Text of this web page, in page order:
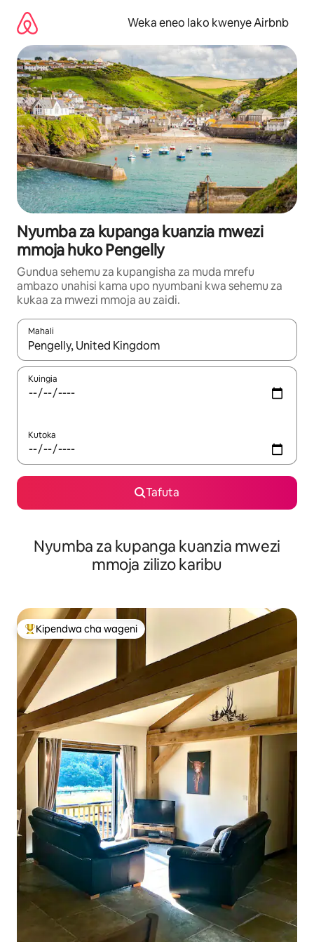
kwenda
kwenye
maudhui
Weka eneo lako kwenye Airbnb
Nyumba za kupanga kuanzia mwezi
mmoja huko Pengelly
Gundua sehemu za kupangisha za muda mrefu
ambazo unahisi kama upo nyumbani kwa sehemu za
kukaa za mwezi mmoja au zaidi.
Mahali
Wakati matokeo yanapatikana, vinjari kwa kutumia vitufe vya
Kuingia
Kutoka
Tafuta
Nyumba za kupanga kuanzia mwezi
mmoja zilizo karibu
Kipendwa maarufu cha wageni
Kipendwa cha wageni